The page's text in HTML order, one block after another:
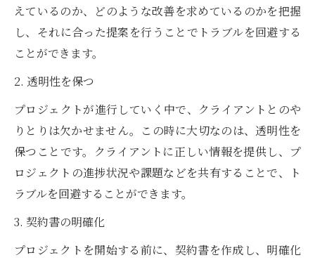
えているのか、どのような改善を求めているのかを把握
し、それに合った提案を行うことでトラブルを回避する
ことができます。
2. 透明性を保つ
プロジェクトが進行していく中で、クライアントとのや
りとりは欠かせません。この時に大切なのは、透明性を
保つことです。クライアントに正しい情報を提供し、プ
ロジェクトの進捗状況や課題などを共有することで、ト
ラブルを回避することができます。
3. 契約書の明確化
プロジェクトを開始する前に、契約書を作成し、明確化